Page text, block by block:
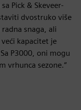
Pick & Skeveer-
dvostruko više
snaga, ali
kapacitet je
P3000, oni mogu
vrhunca sezone.“